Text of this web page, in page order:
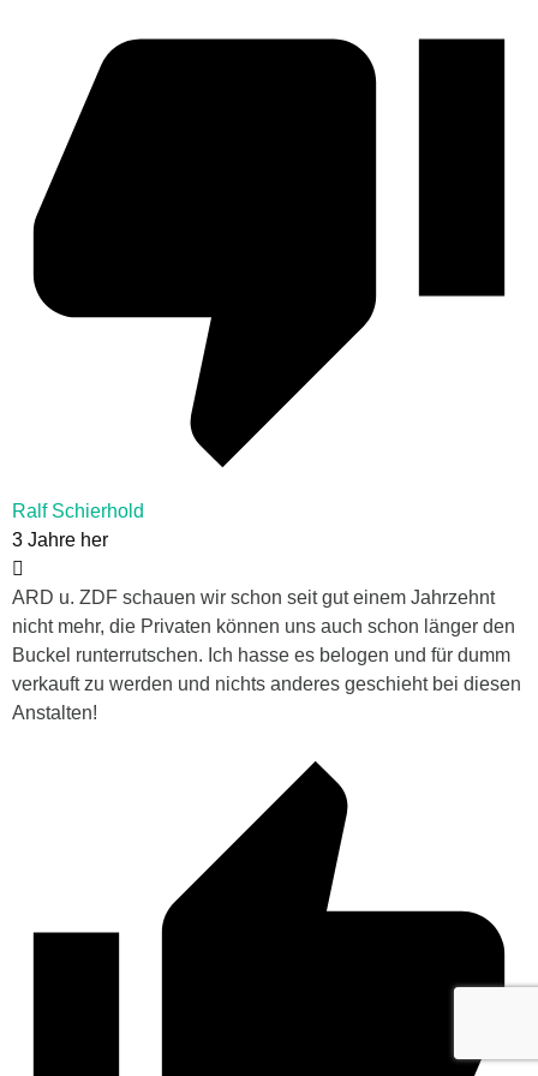
Ralf Schierhold
3 Jahre her
ARD u. ZDF schauen wir schon seit gut einem Jahrzehnt
nicht mehr, die Privaten können uns auch schon länger den
Buckel runterrutschen. Ich hasse es belogen und für dumm
verkauft zu werden und nichts anderes geschieht bei diesen
Anstalten!